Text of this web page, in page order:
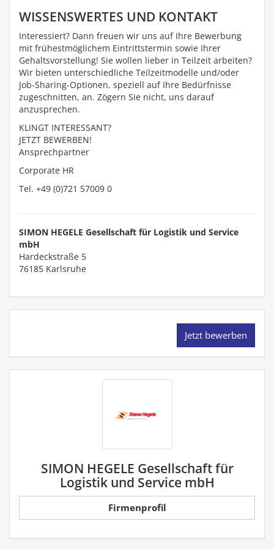
WISSENSWERTES UND KONTAKT
Interessiert? Dann freuen wir uns auf Ihre Bewerbung
mit frühestmöglichem Eintrittstermin sowie Ihrer
Gehaltsvorstellung! Sie wollen lieber in Teilzeit arbeiten?
Wir bieten unterschiedliche Teilzeitmodelle und/oder
Job-Sharing-Optionen, speziell auf Ihre Bedürfnisse
zugeschnitten, an. Zögern Sie nicht, uns darauf
anzusprechen.
KLINGT INTERESSANT?
JETZT BEWERBEN!
Ansprechpartner
Corporate HR
Tel. +49 (0)721 57009 0
SIMON HEGELE Gesellschaft für Logistik und Service
mbH
Hardeckstraße 5
76185 Karlsruhe
Jetzt bewerben
SIMON HEGELE Gesellschaft für
Logistik und Service mbH
Firmenprofil